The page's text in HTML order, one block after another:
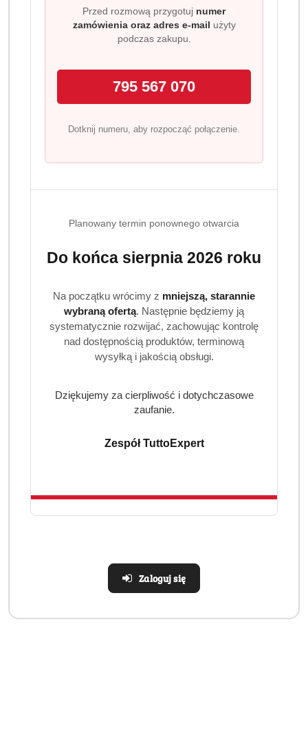
Przed rozmową przygotuj numer
zamówienia oraz adres e-mail użyty
podczas zakupu.
795 567 070
Dotknij numeru, aby rozpocząć połączenie.
Planowany termin ponownego otwarcia
Do końca sierpnia 2026 roku
Na początku wrócimy z mniejszą, starannie
wybraną ofertą. Następnie będziemy ją
systematycznie rozwijać, zachowując kontrolę
nad dostępnością produktów, terminową
wysyłką i jakością obsługi.
Dziękujemy za cierpliwość i dotychczasowe
zaufanie.
Zespół TuttoExpert
Zaloguj się